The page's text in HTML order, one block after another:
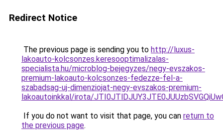
Redirect Notice
The previous page is sending you to http://luxus-
lakoauto-kolcsonzes.keresooptimalizalas-
specialista.hu/microblog-bejegyzes/negy-evszakos-
premium-lakoauto-kolcsonzes-fedezze-fel-a-
szabadsag-uj-dimenziojat-negy-evszakos-premium-
lakoautoinkkal/irota/
If you do not want to visit that page, you can return to
the previous page.